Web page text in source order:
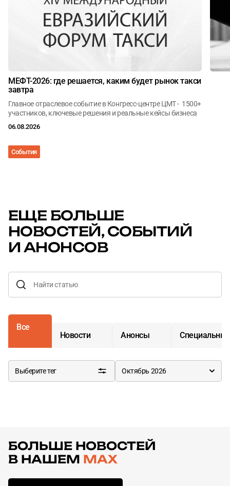
МЕФТ-2026: где решается, каким будет рынок такси
завтра
Главное отраслевое событие в Конгресс-центре ЦМТ - 1500+
участников, ключевые решения и реальные кейсы бизнеса
06.08.2026
События
ЕЩЕ БОЛЬШЕ
НОВОСТЕЙ,СОБЫТИЙ
И АНОНСОВ
Все
Новости
Анонсы
Выберите тег
Аналитика
Октябрь 2026
Январь Февраль
Апрель Май
БОЛЬШЕ НОВОСТЕЙ
В НАШЕМ MAX